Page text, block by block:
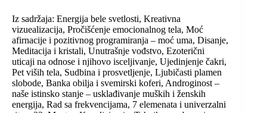
Iz sadržaja: Energija bele svetlosti, Kreativna
vizuealizacija, Pročišćenje emocionalnog tela, Moć
afirnacije i pozitivnog programiranja – moć uma, Disanje,
Meditacija i kristali, Unutrašnje vođstvo, Ezoterični
uticaji na odnose i njihovo isceljivanje, Ujedinjenje čakri,
Pet viših tela, Sudbina i prosvetljenje, Ljubičasti plamen
slobode, Banka obilja i svemirski koferi, Androginost –
naše istinsko stanje – usklađivanje muških i ženskih
energija, Rad sa frekvencijama, 7 elemenata i univerzalni